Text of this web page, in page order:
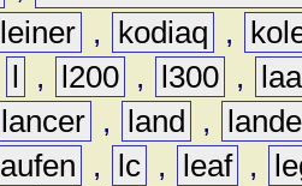
, kodiaq ,
l , l200 , l300 ,
lancer , land ,
, lc , leaf ,